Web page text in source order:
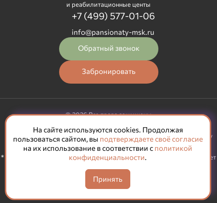
и реабилитационные центы
+7 (499) 577-01-06
info@pansionaty-msk.ru
Обратный звонок
Забронировать
© 2026 Все права защищены
Политика обработки персональных данных
Согласие на обработку
персональных данных
* Не является публичной офертой, окончательную цену
согласовывает
управляющая пансионатом
Способыоплаты:
На сайте используются cookies. Продолжая
пользоваться сайтом, вы подтверждаете своё согласие
на их использование в соответствии с политикой
конфиденциальности.
Принять